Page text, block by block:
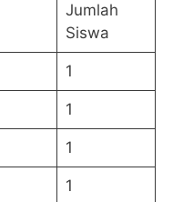
Jumlah
Siswa
1
1
1
1